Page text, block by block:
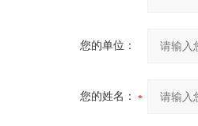
您的单位：
您的姓名：